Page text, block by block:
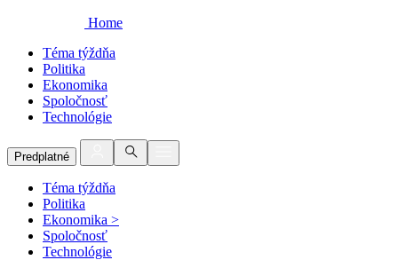
Home
Téma týždňa
Politika
Ekonomika
Spoločnosť
Technológie
Predplatné
Téma týždňa
Politika
Ekonomika >
Spoločnosť
Technológie